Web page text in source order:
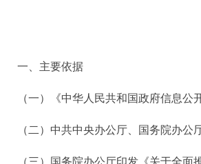
一、主要依据
（一）《中华人民共和国政府信息公开
（二）中共中央办公厅、国务院办公厅
（三）国务院办公厅印发《关于全面推